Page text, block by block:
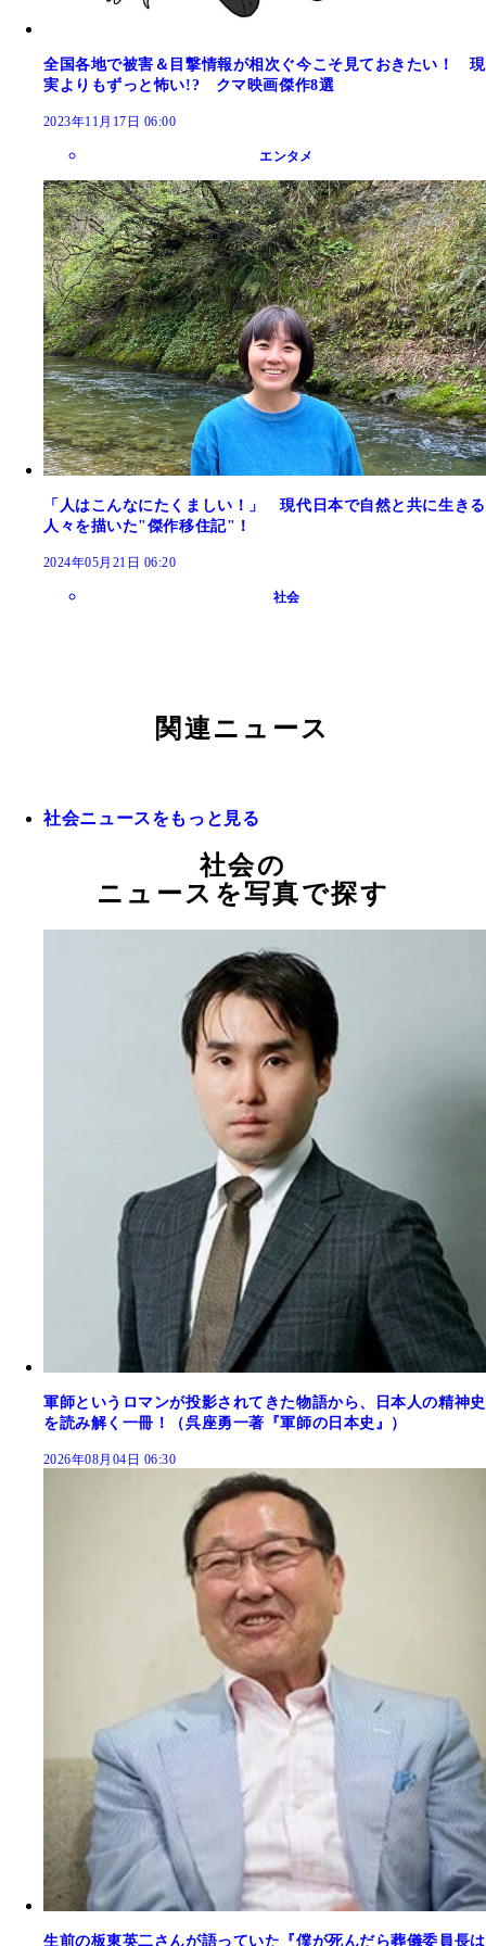
全国各地で被害＆目撃情報が相次ぐ今こそ見ておきたい！ 現
実よりもずっと怖い!? クマ映画傑作8選
2023年11月17日 06:00
エンタメ
「人はこんなにたくましい！」 現代日本で自然と共に生きる
人々を描いた"傑作移住記"！
2024年05月21日 06:20
社会
関連ニュース
社会ニュースをもっと見る
社会の
ニュースを写真で探す
軍師というロマンが投影されてきた物語から、日本人の精神史
を読み解く一冊！（呉座勇一著『軍師の日本史』）
2026年08月04日 06:30
生前の板東英二さんが語っていた『僕が死んだら葬儀委員長は